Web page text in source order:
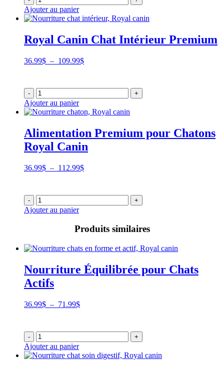
à
Ajouter au panier
Royal Canin Chat Intérieur Premium
36.99$ – 109.99$Plage
36.99$
à
- +
Ajouter au panier
Alimentation Premium pour Chatons
Royal Canin
36.99$ – 112.99$Plage
36.99$
à
- +
Ajouter au panier
Produits similaires
Nourriture Équilibrée pour Chats
Actifs
36.99$ – 71.99$Plage
36.99$
à
- +
Ajouter au panier